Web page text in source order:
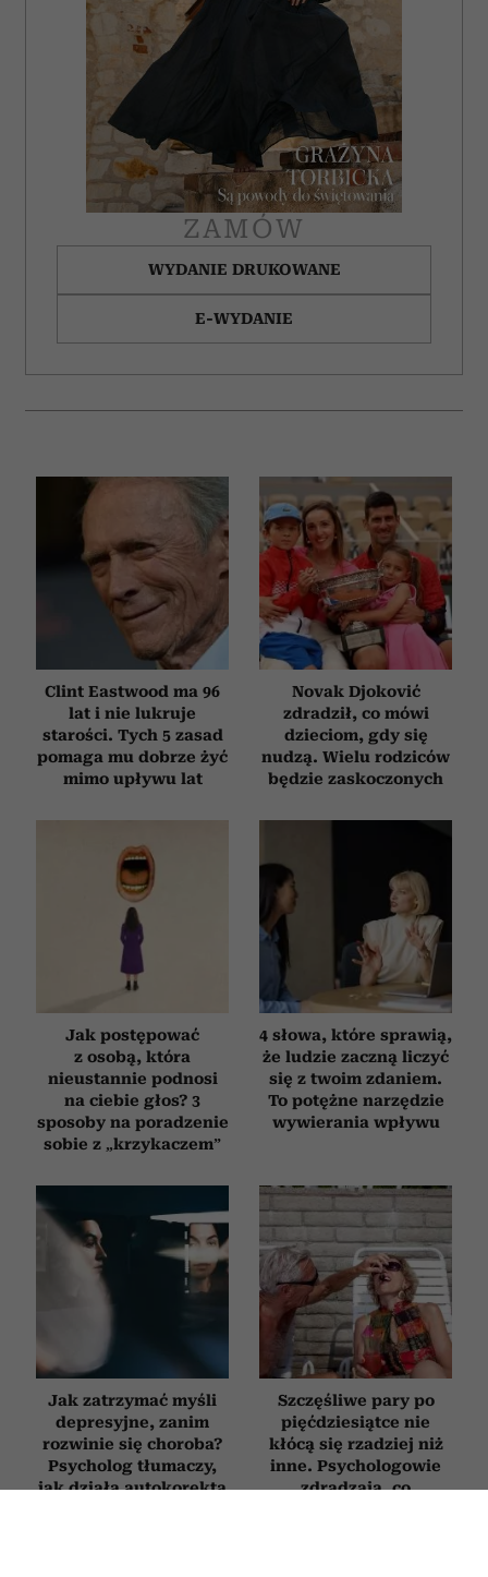
ZAMÓW
WYDANIE DRUKOWANE
E-WYDANIE
Clint Eastwood ma 96
lat i nie lukruje
starości. Tych 5 zasad
pomaga mu dobrze żyć
mimo upływu lat
Novak Djoković
zdradził, co mówi
dzieciom, gdy się
nudzą. Wielu rodziców
będzie zaskoczonych
Jak postępować
z osobą, która
nieustannie podnosi
na ciebie głos? 3
sposoby na poradzenie
sobie z „krzykaczem”
4 słowa, które sprawią,
że ludzie zaczną liczyć
się z twoim zdaniem.
To potężne narzędzie
wywierania wpływu
Jak zatrzymać myśli
depresyjne, zanim
rozwinie się choroba?
Psycholog tłumaczy,
jak działa autokorekta
Szczęśliwe pary po
pięćdziesiątce nie
kłócą się rzadziej niż
inne. Psychologowie
zdradzają, co